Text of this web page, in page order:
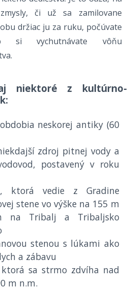
či už sa zamilovane
držiac ju za ruku, počúvate
si vychutnávate vôňu
niektoré z kultúrno-
neskorej antiky (60
zdroj pitnej vody a
postavený v roku
ktorá vedie z Gradine
stene vo výške na 155 m
na Tribalj a Tribaljsko
stenou s lúkami ako
a zábavu
sa strmo zdvíha nad
m n.m.